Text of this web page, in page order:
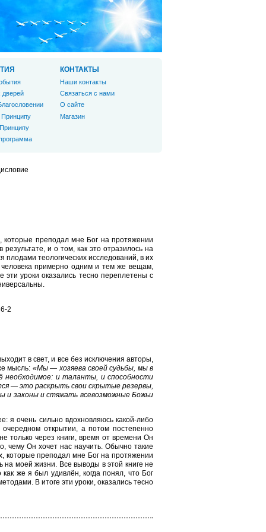
которые преподал мне Бог на протяжении
и о том, как это отразилось на
теологических исследований, в их
примерно одним и тем же вещам,
уроки оказались тесно переплетены с
2
в свет, и все без исключения авторы,
мысль: «Мы — хозяева своей судьбы, мы в
необходимое: и таланты, и способности
— это раскрыть свои скрытые резервы,
и законы и стяжать всевозможные Божьи
я очень сильно вдохновляюсь какой-либо
открытии, а потом постепенно
только через книги, время от времени Он
чему Он хочет нас научить. Обычно такие
которые преподал мне Бог на протяжении
на моей жизни. Все выводы в этой книге не
же я был удивлён, когда понял, что Бог
В итоге эти уроки, оказались тесно
дверей
КОНТАКТЫ
Наши контакты
Связаться с нами
О сайте
Магазин